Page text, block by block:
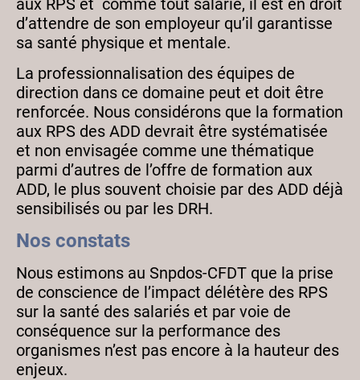
d’attendre de son employeur qu’il garantisse
sa santé physique et mentale.
La professionnalisation des équipes de
direction dans ce domaine peut et doit être
renforcée. Nous considérons que la formation
aux RPS des ADD devrait être systématisée
et non envisagée comme une thématique
parmi d’autres de l’offre de formation aux
ADD, le plus souvent choisie par des ADD déjà
sensibilisés ou par les DRH.
Nos constats
Nous estimons au Snpdos-CFDT que la prise
de conscience de l’impact délétère des RPS
sur la santé des salariés et par voie de
conséquence sur la performance des
organismes n’est pas encore à la hauteur des
enjeux.